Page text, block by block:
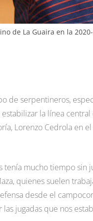
de La Guaira en la 2020-
de serpentineros,
la línea
Lorenzo Cedrola en
tenía mucho tiempo
quienes suelen
desde el
jugadas que nos